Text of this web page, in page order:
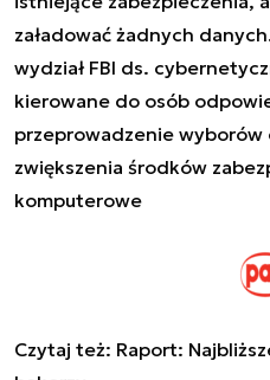
załadować żadnych
wydział FBI ds.
kierowane do osób
przeprowadzenie wyborów
zwiększenia środków
komputerowe
Czytaj też: Raport: